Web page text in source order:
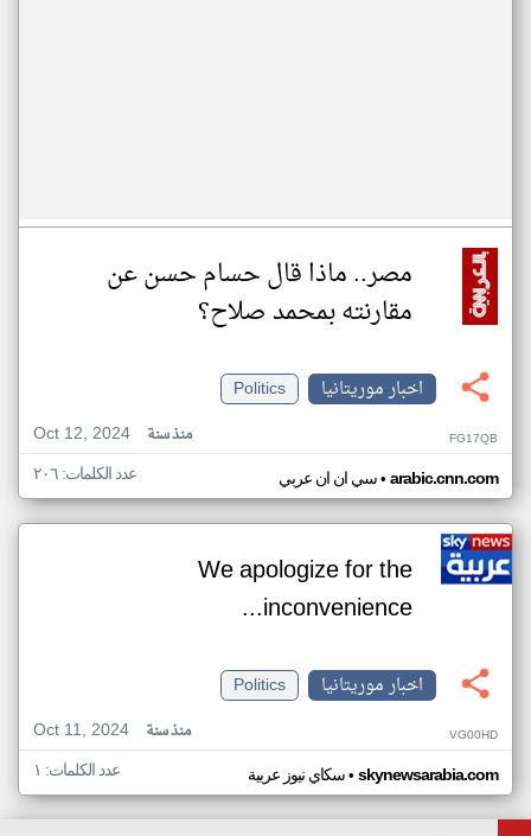
مصر.. ماذا قال حسام حسن عن
مقارنته بمحمد صلاح؟
اخبار موريتانيا
Politics
Oct 12, 2024
منذ سنة FG17QB
سي ان ان عربي• arabic.cnn.com عدد الكلمات: ٢٠٦
We apologize for the
inconvenience...
اخبار موريتانيا
Politics
Oct 11, 2024
منذ سنة VG00HD
سكاي نيوز عربية• skynewsarabia.com عدد الكلمات: ١